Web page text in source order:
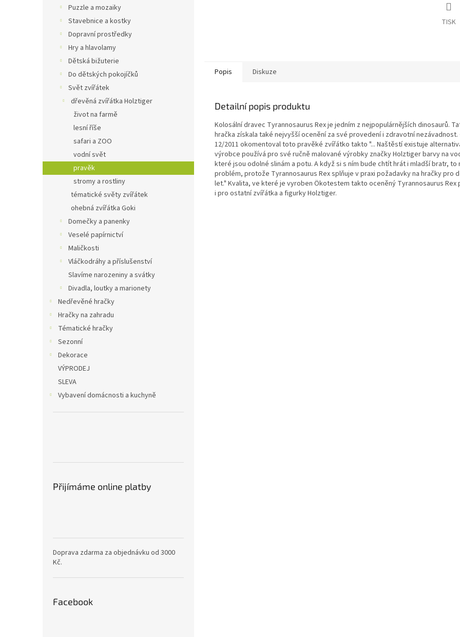
Puzzle a mozaiky
Stavebnice a kostky
Dopravní prostředky
Hry a hlavolamy
Dětská bižuterie
Do dětských pokojíčků
Svět zvířátek
dřevěná zvířátka Holztiger
život na farmě
lesní říše
safari a ZOO
vodní svět
pravěk
stromy a rostliny
tématické světy zvířátek
ohebná zvířátka Goki
Domečky a panenky
Veselé papírnictví
Maličkosti
Vláčkodráhy a příslušenství
Slavíme narozeniny a svátky
Divadla, loutky a marionety
Nedřevěné hračky
Hračky na zahradu
Tématické hračky
Sezonní
Dekorace
VÝPRODEJ
SLEVA
Vybavení domácnosti a kuchyně
Přijímáme online platby
Doprava zdarma za objednávku od 3000
Kč.
Facebook
TISK
Popis Diskuze
Detailní popis produktu
Kolosální dravec Tyrannosaurus Rex je jedním z nejpopulárnějších dinosaurů.
hračka získala také nejvyšší ocenění za své provedení i zdravotní
12/2011 okomentoval toto pravěké zvířátko takto "... Naštěstí existuje
výrobce používá pro své ručně malované výrobky značky Holztiger barvy na
které jsou odolné slinám a potu. A když si s ním bude chtít hrát i mladší bratr, to
problém, protože Tyrannosaurus Rex splňuje v praxi požadavky na hračky pro
let." Kvalita, ve které je vyroben Ökotestem takto oceněný Tyrannosaurus Rex
i pro ostatní zvířátka a figurky Holztiger.